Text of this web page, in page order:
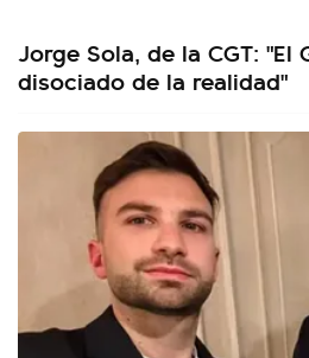
Jorge Sola, de la CGT: "El
disociado de la realidad"